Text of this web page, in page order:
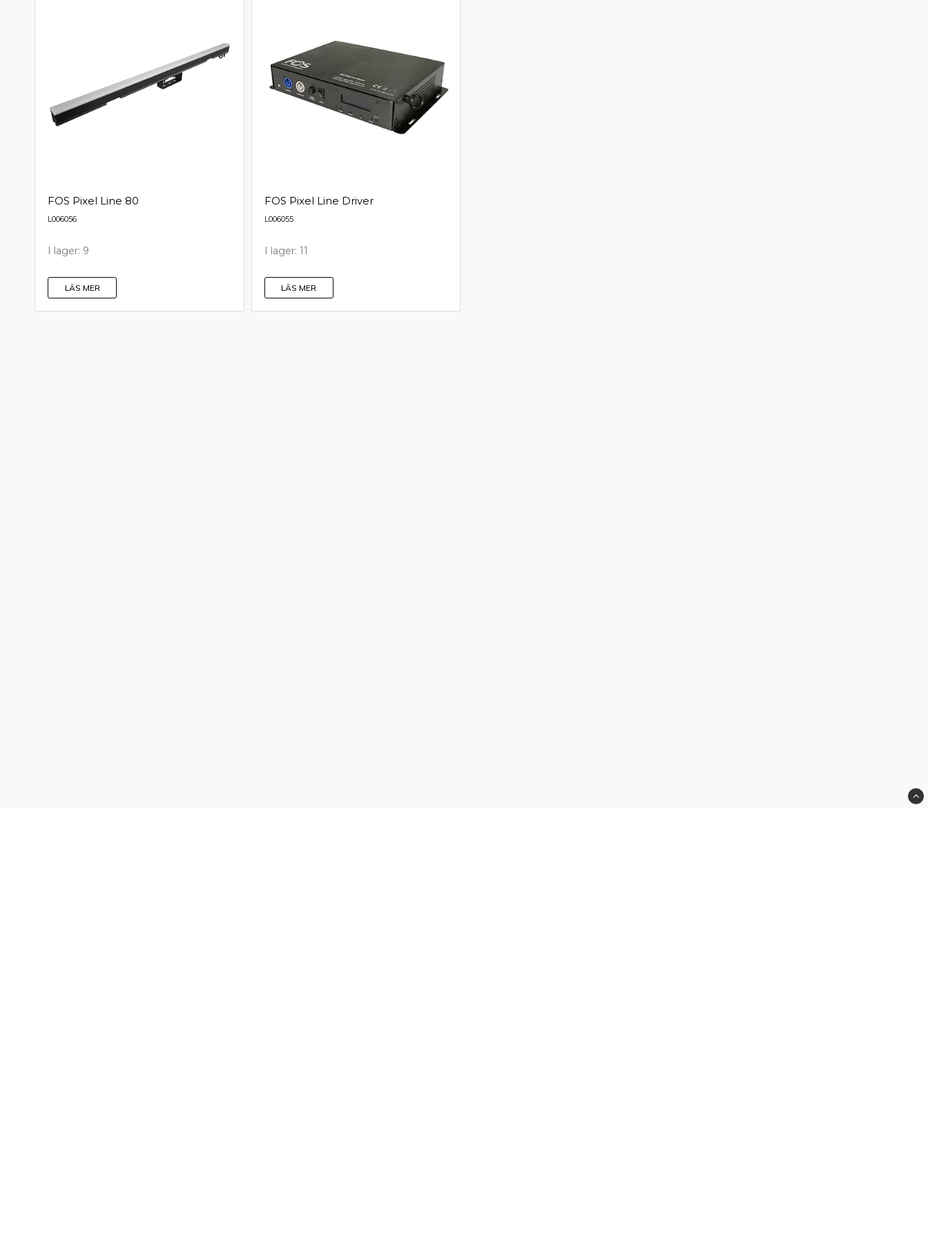
FOS Pixel Line 80
L006056
I lager: 9
LÄS MER
FOS Pixel Line Driver
L006055
I lager: 11
LÄS MER